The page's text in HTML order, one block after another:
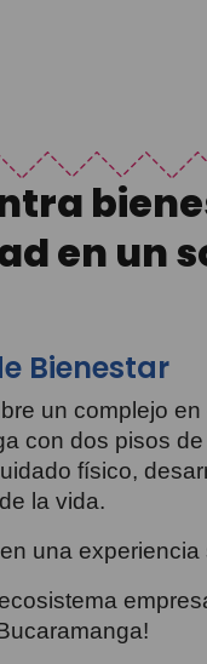
en un
Bienestar
un complejo
con dos pisos
físico,
la vida.
una experiencia